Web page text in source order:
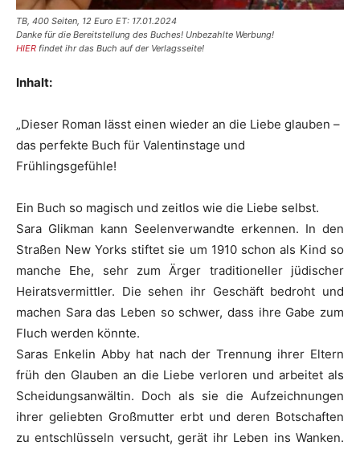
TB, 400 Seiten, 12 Euro ET: 17.01.2024
Danke für die Bereitstellung des Buches! Unbezahlte Werbung!
HIER findet ihr das Buch auf der Verlagsseite!
Inhalt:
„Dieser Roman lässt einen wieder an die Liebe glauben –
das perfekte Buch für Valentinstage und
Frühlingsgefühle!
Ein Buch so magisch und zeitlos wie die Liebe selbst.
Sara Glikman kann Seelenverwandte erkennen. In den
Straßen New Yorks stiftet sie um 1910 schon als Kind so
manche Ehe, sehr zum Ärger traditioneller jüdischer
Heiratsvermittler. Die sehen ihr Geschäft bedroht und
machen Sara das Leben so schwer, dass ihre Gabe zum
Fluch werden könnte.
Saras Enkelin Abby hat nach der Trennung ihrer Eltern
früh den Glauben an die Liebe verloren und arbeitet als
Scheidungsanwältin. Doch als sie die Aufzeichnungen
ihrer geliebten Großmutter erbt und deren Botschaften
zu entschlüsseln versucht, gerät ihr Leben ins Wanken.